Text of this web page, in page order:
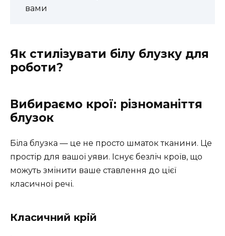
вами
Як стилізувати білу блузку для
роботи?
Вибираємо крої: різноманіття
блузок
Біла блузка — це не просто шматок тканини. Це
простір для вашої уяви. Існує безліч кроїв, що
можуть змінити ваше ставлення до цієї
класичної речі.
Класичний крій